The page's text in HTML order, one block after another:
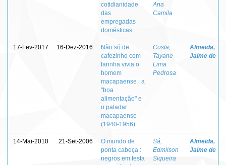
cotidianidade
das
empregadas
domésticas
Ana
Camila
17-Fev-2017 16-Dez-2016
Não só de
cafezinho com
farinha vivia o
homem
macapaense : a
"boa
alimentação" e
o paladar
macapaense
(1940-1956)
Costa,
Tayane
Lima
Pedrosa
Almeida,
Jaime de
14-Mai-2010 21-Set-2006
O mundo de
ponta cabeça :
negros em festa
Sá,
Edmilson
Siqueira
Almeida,
Jaime de